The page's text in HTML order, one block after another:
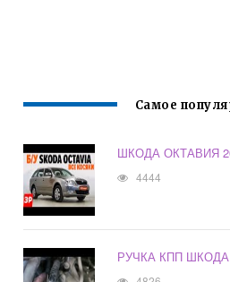
Самое
ШКОДА ОКТАВИЯ
4444
РУЧКА КПП